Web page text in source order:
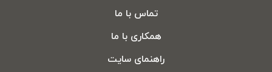
تماس با ما
همکاری با ما
راهنمای سایت